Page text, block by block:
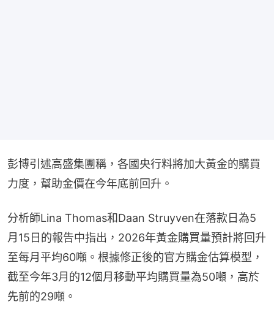
彭博引述高盛集團稱，各國央行料將加大黃金的購買
力度，幫助金價在今年底前回升。
分析師Lina Thomas和Daan Struyven在落款日為5
月15日的報告中指出，2026年黃金購買量預計將回升
至每月平均60噸。根據修正後的官方購金估算模型，
截至今年3月的12個月移動平均購買量為50噸，高於
先前的29噸。